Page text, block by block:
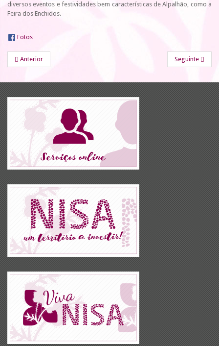
diversos eventos e festividades bem características de Alpalhão, como a
Feira dos Enchidos.
Fotos
Anterior Seguinte